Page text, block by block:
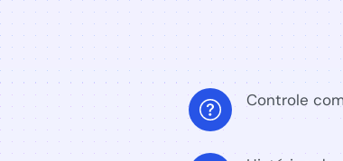
Controle